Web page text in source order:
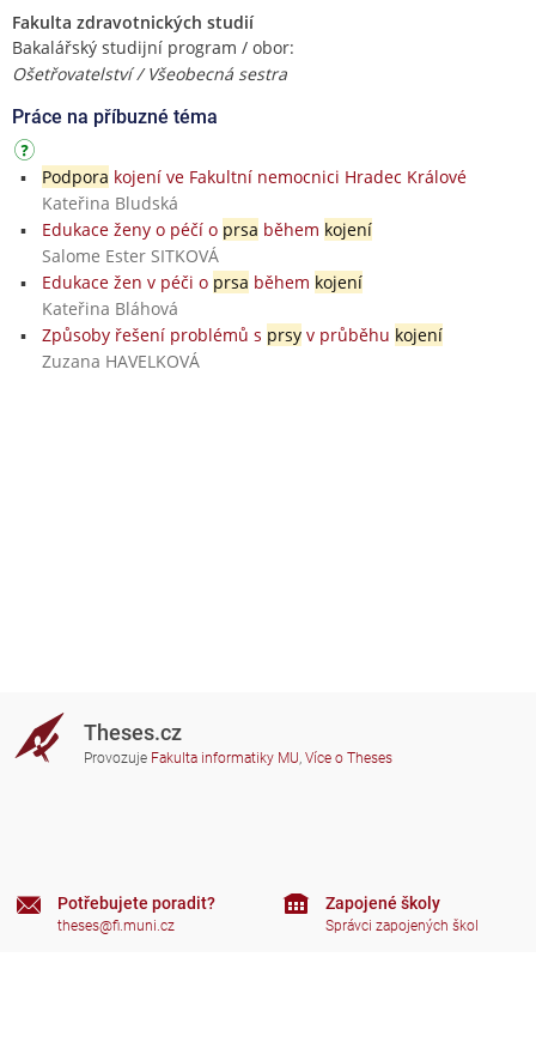
Fakulta zdravotnických studií
Bakalářský studijní program / obor:
Ošetřovatelství / Všeobecná sestra
Práce na příbuzné téma
Podpora kojení ve Fakultní nemocnici Hradec Králové
Kateřina Bludská
Edukace ženy o péčí o prsa během kojení
Salome Ester SITKOVÁ
Edukace žen v péči o prsa během kojení
Kateřina Bláhová
Způsoby řešení problémů s prsyv průběhu kojení
Zuzana HAVELKOVÁ
Theses.cz
Provozuje Fakulta informatiky MU, Více o Theses
Potřebujete poradit?
theses@fi.muni.cz
Zapojené školy
Správci zapojených škol